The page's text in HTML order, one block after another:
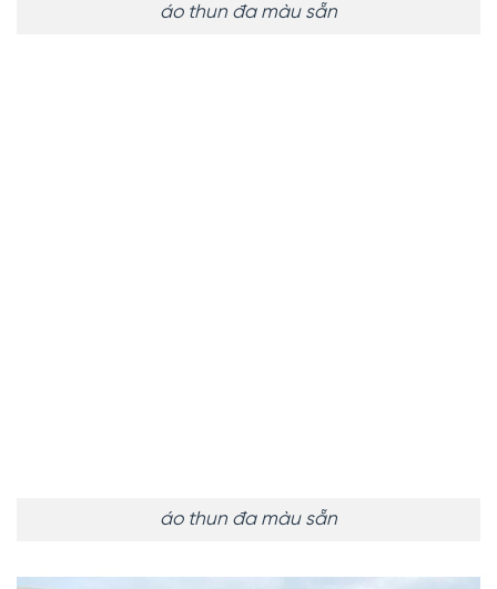
áo thun đa màu sẵn
áo thun đa màu sẵn